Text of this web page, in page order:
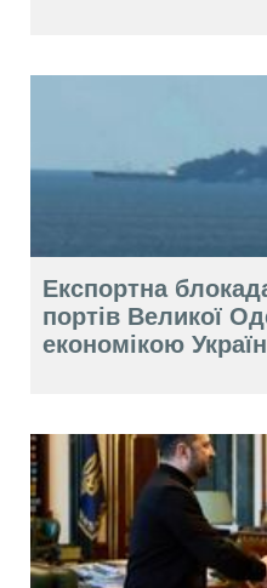
Експортна
портів Великої
економікою